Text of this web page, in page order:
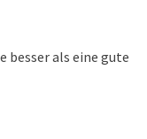
besser als eine gute